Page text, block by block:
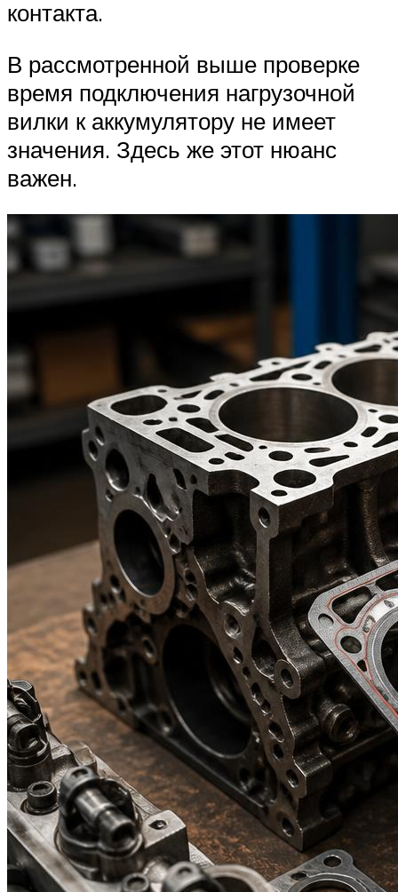
контакта.
В рассмотренной выше проверке
время подключения нагрузочной
вилки к аккумулятору не имеет
значения. Здесь же этот нюанс
важен.